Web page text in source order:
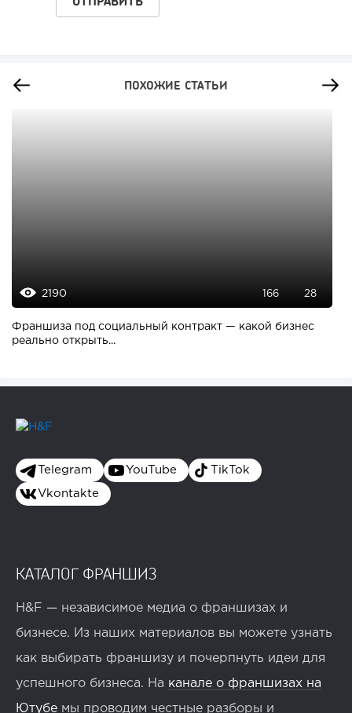
ПОХОЖИЕ СТАТЬИ
2190 166 28
Франшиза под социальный контракт — какой бизнес
реально открыть...
Telegram YouTube TikTok
Vkontakte
КАТАЛОГ ФРАНШИЗ
H&F — независимое медиа о франшизах и
бизнесе. Из наших материалов вы можете узнать
как выбирать франшизу и почерпнуть идеи для
успешного бизнеса. На канале о франшизах на
Ютубе мы проводим честные разборы и